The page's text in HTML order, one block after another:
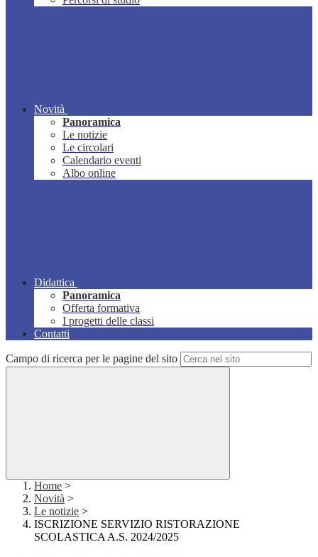
Novità
Panoramica
Le notizie
Le circolari
Calendario eventi
Albo online
Didattica
Panoramica
Offerta formativa
I progetti delle classi
Contatti
Campo di ricerca per le pagine del sito
Home >
Novità >
Le notizie >
ISCRIZIONE SERVIZIO RISTORAZIONE
SCOLASTICA A.S. 2024/2025